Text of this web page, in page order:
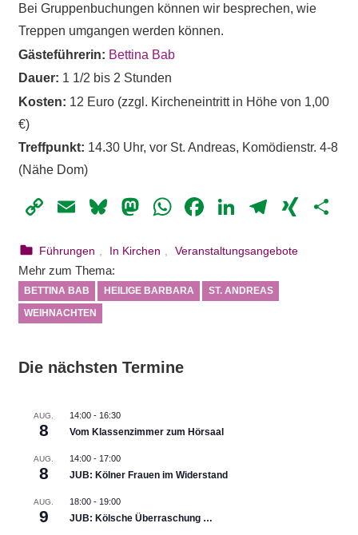
Bei Gruppenbuchungen können wir besprechen, wie
Treppen umgangen werden können.
Gästeführerin: Bettina Bab
Dauer: 1 1/2 bis 2 Stunden
Kosten: 12 Euro (zzgl. Kircheneintritt in Höhe von 1,00
€)
Treffpunkt: 14.30 Uhr, vor St. Andreas, Komödienstr. 4-8
(Nähe Dom)
CopyEmailBluesky
Mastodon
WhatsApp
Facebook
LinkedIn
25. August 2023
webmam
Führungen In Kirchen Veranstaltungsangebote
Mehr zum Thema:
BETTINA BAB HEILIGE BARBARA ST. ANDREAS
WEIHNACHTEN
Die nächsten Termine
AUG.
8
14:00- 16:30
Vom Klassenzimmer zum Hörsaal
AUG.
8
14:00- 17:00
JUB: Kölner Frauen im Widerstand
AUG.
9
18:00- 19:00
JUB: Kölsche Überraschung …